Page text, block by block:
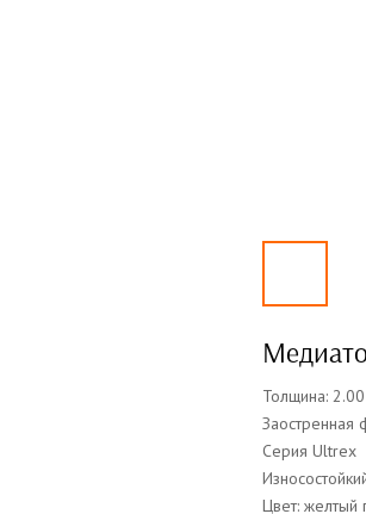
Толщина:
Заостренная
Серия Ultrex
Цвет: желтый